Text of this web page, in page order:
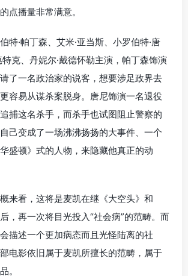
点播量非常满意。
特·帕丁森、艾米·亚当斯、小罗伯特·唐
特克、丹妮尔·戴德怀勒主演，帕丁森饰演
了一名政治家的说客，想要涉足政界去
容易从谋杀案脱身。唐尼饰演一名退役
捕这名杀手，而杀手也试图阻止警察的
己变成了一场沸沸扬扬的大事件、一个
华盛顿》式的人物，来隐藏他真正的动
来看，这将是麦凯在继《大空头》和
，再一次将目光投入“社会病”的范畴。而
描述一个更加病态而且光怪陆离的社
电影依旧属于麦凯所擅长的范畴，属于
。